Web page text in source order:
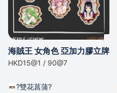
海賊王 女角色 亞加力膠立牌
HKD15@1 / 90@7
?雙花菖蒲?